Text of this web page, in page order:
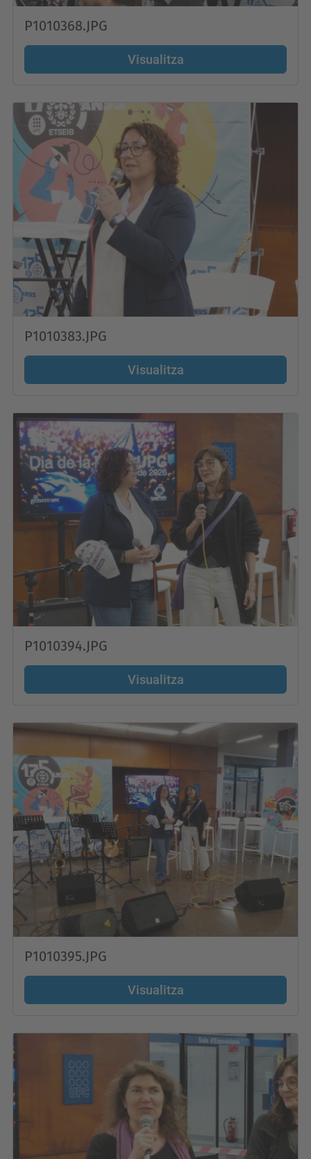
P1010368.JPG
Visualitza
P1010383.JPG
Visualitza
P1010394.JPG
Visualitza
P1010395.JPG
Visualitza